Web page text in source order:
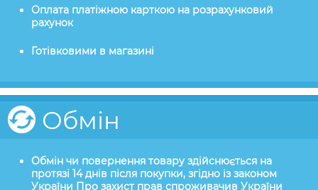
Оплата платіжною карткою на розрахунковий
рахунок
Готівковими в магазині
Обмін
Обмін чи повернення товару здійснюється на
протязі 14 днів після покупки, згідно із законом
України Про захист прав спроживачив України